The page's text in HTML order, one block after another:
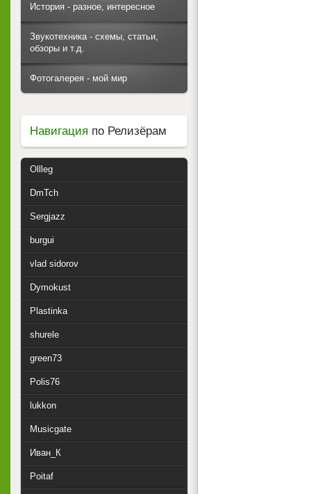
История - разное, интересное
Звукотехника - схемы, статьи,
обзоры и т.д.
Фотогалерея - мой мир
Навигация по Релизёрам
Ollleg
DmTch
Sergjazz
burgui
vlad sidorov
Dymokust
Plastinka
shurele
green73
Polis76
lukkon
Musicgate
Иван_К
Poitaf